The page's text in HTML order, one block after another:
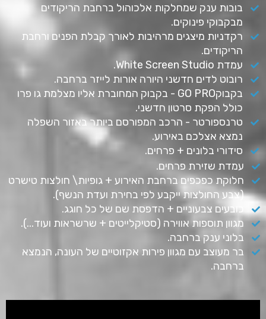
בובות ענק שמחלקות אלכוהול ברחבת הריקודים
מבקבוקי פינוקים.
רקדניות מיצגים מרהיבות לאורך קבלת הפנים ורחבת
הריקודים.
עמדת White Screen Studio.
רובוט לדים חדשני היורה אורות לייזר ברחבה.
בקבוקGO PRO - בקבוק המחוברת אליו מצלמת גו פרו
כולל הפקת סרטון חדשני.
טרנספורטר - הרכב המפורסם ביותר באזור השפלה
נמצא אצלכם באירוע.
סידורי בלונים + פרחים.
עמדת שזירת פרחים.
חלוקת כפכפים ברחבת האירוע + גופיות\ חולצות טישרט
(צבע החולצות ייקבע לפי בחירת ועדת הנשף).
כובעים צבעוניים + הדפסת שם של כל חוגג.
מגוון תוספות אווירה (סטיקלייטים + שרשראות ועוד...).
בלוני ענק ברחבה.
בר מעוצב עם מגוון פירות אקזוטיים של העונה, הנמצא
ברחבה.